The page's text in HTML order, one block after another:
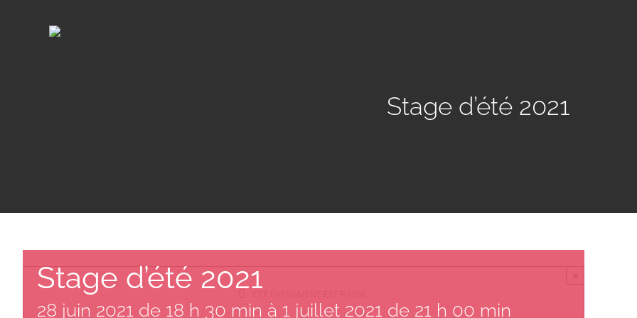
Stage d’été 2021
Stage d’été 2021
28 juin 2021 de 18 h 30 min à 1 juillet 2021 de 21 h 00 min